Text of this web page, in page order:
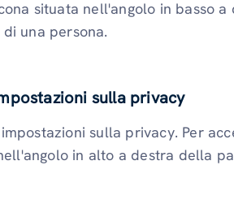
situata nell'angolo in basso
una persona.
sulla privacy
sulla privacy. Per
in alto a destra della